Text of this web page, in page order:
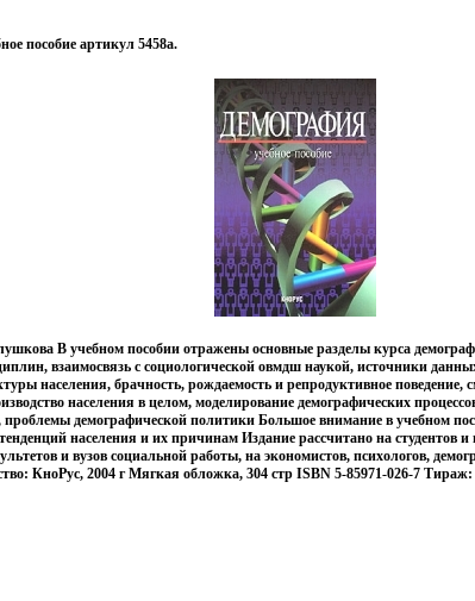
пособие артикул 5458a.
В учебном пособии отражены основные разделы курса
взаимосвязь с социологической овмдш наукой, источники
населения, брачность, рождаемость и репродуктивное поведение,
населения в целом, моделирование демографических
проблемы демографической политики Большое внимание в учебном
населения и их причинам Издание рассчитано на студентов и
и вузов социальной работы, на экономистов, психологов,
КноРус, 2004 г Мягкая обложка, 304 стр ISBN 5-85971-026-7